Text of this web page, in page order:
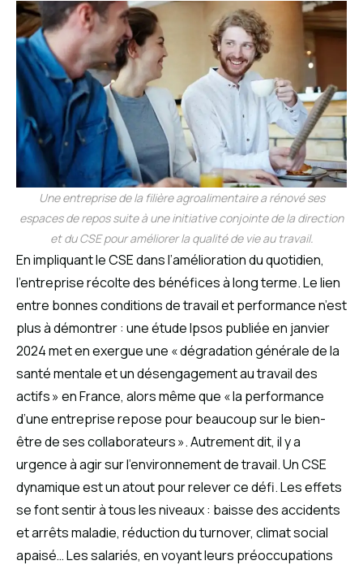
Une entreprise de la filière agroalimentaire a rénové ses
espaces de repos suite à une initiative conjointe de la direction
et du CSE pour améliorer la qualité de vie au travail.
En impliquant le CSE dans l’amélioration du quotidien,
l’entreprise récolte des bénéfices à long terme. Le lien
entre bonnes conditions de travail et performance n’est
plus à démontrer : une étude Ipsos publiée en janvier
2024 met en exergue une « dégradation générale de la
santé mentale et un désengagement au travail des
actifs » en France, alors même que « la performance
d’une entreprise repose pour beaucoup sur le bien-
être de ses collaborateurs ». Autrement dit, il y a
urgence à agir sur l’environnement de travail. Un CSE
dynamique est un atout pour relever ce défi. Les effets
se font sentir à tous les niveaux : baisse des accidents
et arrêts maladie, réduction du turnover, climat social
apaisé… Les salariés, en voyant leurs préoccupations